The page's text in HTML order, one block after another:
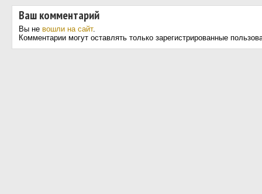
Ваш комментарий
Вы не вошли на сайт.
Комментарии могут оставлять только зарегистрированные